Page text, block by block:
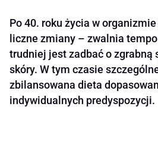
Po 40. roku życia w
liczne zmiany – zwalnia
trudniej jest zadbać o zgrabną
skóry. W tym czasie
zbilansowana dieta
indywidualnych predyspozycji.